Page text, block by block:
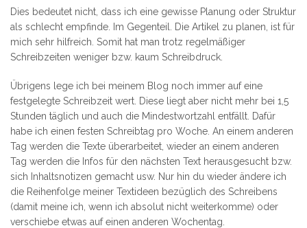
Dies bedeutet nicht, dass ich eine gewisse Planung oder Struktur
als schlecht empfinde. Im Gegenteil. Die Artikel zu planen, ist für
mich sehr hilfreich. Somit hat man trotz regelmäßiger
Schreibzeiten weniger bzw. kaum Schreibdruck.
Übrigens lege ich bei meinem Blog noch immer auf eine
festgelegte Schreibzeit wert. Diese liegt aber nicht mehr bei 1,5
Stunden täglich und auch die Mindestwortzahl entfällt. Dafür
habe ich einen festen Schreibtag pro Woche. An einem anderen
Tag werden die Texte überarbeitet, wieder an einem anderen
Tag werden die Infos für den nächsten Text herausgesucht bzw.
sich Inhaltsnotizen gemacht usw. Nur hin du wieder ändere ich
die Reihenfolge meiner Textideen bezüglich des Schreibens
(damit meine ich, wenn ich absolut nicht weiterkomme) oder
verschiebe etwas auf einen anderen Wochentag.